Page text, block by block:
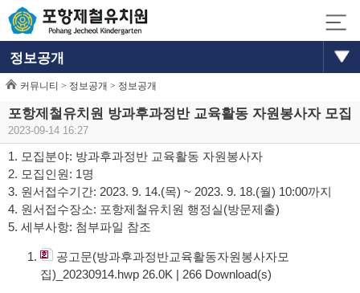
정보공개
커뮤니티 > 정보공개 > 정보공개
포항제철유치원 방과후과정반 교육활동 자원봉사자 모집
2023-09-14 16:27
1. 모집분야: 방과후과정반 교육활동 자원봉사자
2. 모집인원: 1명
3. 원서접수기간: 2023. 9. 14.(목) ~ 2023. 9. 18.(월) 10:00까지
4. 원서접수장소: 포항제철유치원 행정실(방문제출)
5. 세부사항: 첨부파일 참조
공고문(방과후과정반교육활동자원봉사자모
집)_20230914.hwp 26.0K | 266 Download(s)